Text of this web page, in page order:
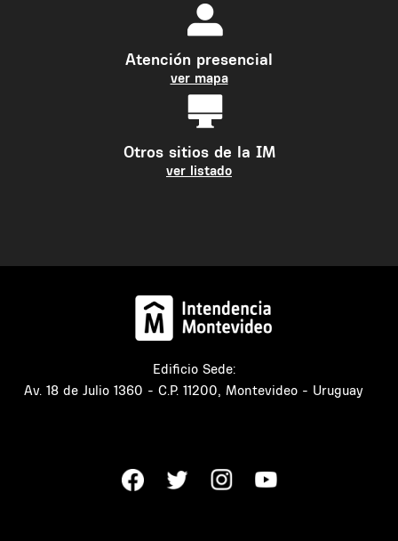
Atención presencial
ver mapa
Otros sitios de la IM
ver listado
Edificio Sede:
Av. 18 de Julio 1360 - C.P. 11200, Montevideo - Uruguay